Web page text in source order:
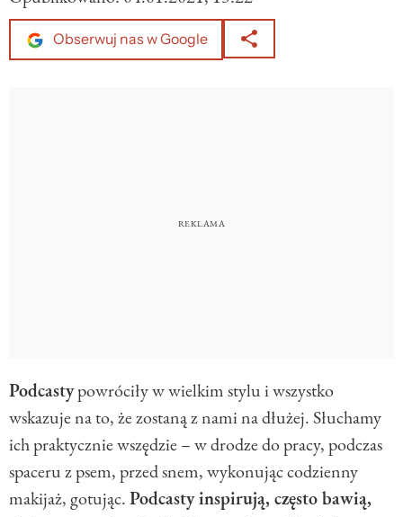
Obserwuj nas w Google
Podcastypowróciły w wielkim stylu i wszystko
wskazuje na to, że zostaną z nami na dłużej. Słuchamy
ich praktycznie wszędzie – w drodze do pracy, podczas
spaceru z psem, przed snem, wykonując codzienny
makijaż, gotując.Podcasty inspirują, często bawią,